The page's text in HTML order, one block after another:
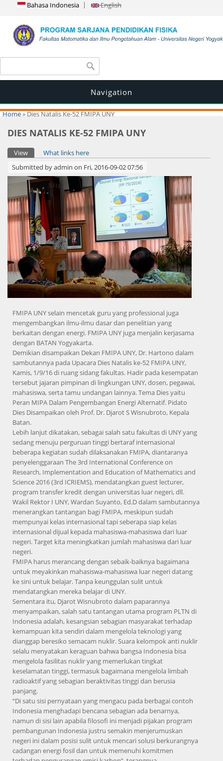
Bahasa Indonesia English
Search form
Navigation
You are here
Home» Dies Natalis Ke-52 FMIPA UNY
DIES NATALIS KE-52 FMIPA UNY
Primary tabs
View (active tab)
What links here
Submitted byadmin on Fri, 2016-09-02 07:56
FMIPA UNY selain mencetak guru yang professional juga
mengembangkan ilmu-ilmu dasar dan penelitian yang
berkaitan dengan energi. FMIPA UNY juga menjalin kerjasama
dengan BATAN Yogyakarta.
Demikian disampaikan Dekan FMIPA UNY, Dr. Hartono dalam
sambutannya pada Upacara Dies Natalis ke-52 FMIPA UNY,
Kamis, 1/9/16 di ruang sidang fakultas. Hadir pada kesempatan
tersebut jajaran pimpinan di lingkungan UNY, dosen, pegawai,
mahasiswa, serta tamu undangan lainnya. Tema Dies yaitu
Peran MIPA Dalam Pengembangan Energi Alternatif. Pidato
Dies Disampaikan oleh Prof. Dr. Djarot S Wisnubroto, Kepala
Batan.
Lebih lanjut dikatakan, sebagai salah satu fakultas di UNY yang
sedang menuju perguruan tinggi bertaraf internasional
beberapa kegiatan sudah dilaksanakan FMIPA, diantaranya
penyelenggaraan The 3rd International Conference on
Research, Implementation and Education of Mathematics and
Science 2016 (3rd ICRIEMS), mendatangkan guest lecturer,
program transfer kredit dengan universitas luar negeri, dll.
Wakil Rektor I UNY, Wardan Suyanto, Ed.D dalam sambutannya
menerangkan tantangan bagi FMIPA, meskipun sudah
mempunyai kelas internasional tapi seberapa siap kelas
internasional dijual kepada mahasiswa-mahasiswa dari luar
negeri. Target kita meningkatkan jumlah mahasiswa dari luar
negeri.
FMIPA harus merancang dengan sebaik-baiknya bagaimana
untuk meyakinkan mahasiswa-mahasiswa luar negeri datang
ke sini untuk belajar. Tanpa keunggulan sulit untuk
mendatangkan mereka belajar di UNY.
Sementara itu, Djarot Wisnubroto dalam paparannya
menyampaikan, salah satu tantangan utama program PLTN di
Indonesia adalah, kesangsian sebagian masyarakat terhadap
kemampuan kita sendiri dalam mengelola teknologi yang
dianggap beresiko semacam nuklir. Suara kelompok anti nuklir
selalu menyatakan keraguan bahwa bangsa Indonesia bisa
mengelola fasilitas nuklir yang memerlukan tingkat
keselamatan tinggi, termasuk bagaimana mengelola limbah
radioaktif yang sebagian beraktivitas tinggi dan berusia
panjang.
“Di satu sisi pernyataan yang mengacu pada berbagai contoh
Indonesia menghadapi bencana sebagian ada benarnya,
namun di sisi lain apabila filosofi ini menjadi pijakan program
pembangunan Indonesia justru semakin menjerumuskan
negeri ini dalam posisi sulit untuk mencari solusi berkurangnya
cadangan energi fosil dan untuk memenuhi komitmen